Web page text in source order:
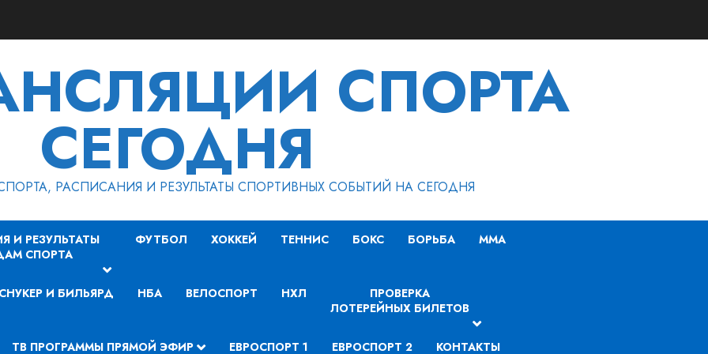
СПОРТА
СЕГОДНЯ
РАСПИСАНИЯ И РЕЗУЛЬТАТЫ СПОРТИВНЫХ СОБЫТИЙ НА СЕГОДНЯ
И РЕЗУЛЬТАТЫ
СПОРТА
ФУТБОЛ ХОККЕЙ ТЕННИС БОКС БОРЬБА MMA
СНУКЕР И БИЛЬЯРД НБА ВЕЛОСПОРТ НХЛ
ПРОВЕРКА
ЛОТЕРЕЙНЫХ БИЛЕТОВ
ТВ ПРОГРАММЫ ПРЯМОЙ ЭФИР ЕВРОСПОРТ 1 ЕВРОСПОРТ 2 КОНТАКТЫ